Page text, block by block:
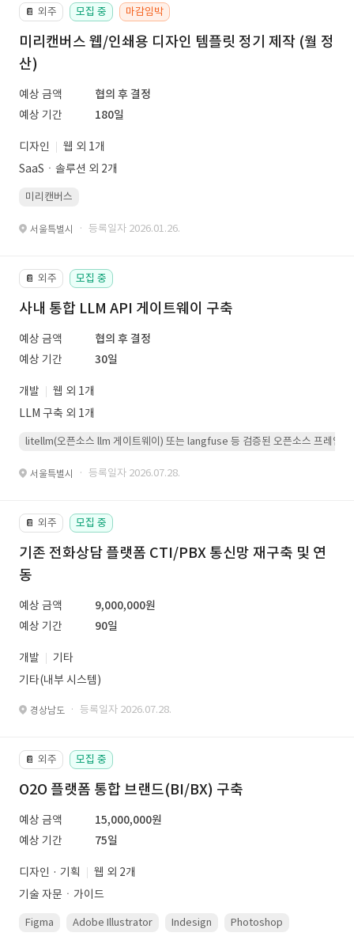
📔 외주 모집 중 마감임박
미리캔버스 웹/인쇄용 디자인 템플릿 정기 제작 (월 정
산)
예상 금액
협의 후 결정
예상 기간
180일
디자인
웹 외 1개
SaaSㆍ솔루션 외 2개
미리캔버스
서울특별시 · 등록일자 2026.01.26.
📔 외주 모집 중
사내 통합 LLM API 게이트웨이 구축
예상 금액
협의 후 결정
예상 기간
30일
개발
웹 외 1개
LLM 구축 외 1개
litellm(오픈소스 llm 게이트웨이) 또는 langfuse 등 검증된 오픈소스 프레임워
서울특별시 · 등록일자 2026.07.28.
📔 외주 모집 중
기존 전화상담 플랫폼 CTI/PBX 통신망 재구축 및 연
동
예상 금액
9,000,000원
예상 기간
90일
개발
기타
기타(내부 시스템)
경상남도 · 등록일자 2026.07.28.
📔 외주 모집 중
O2O 플랫폼 통합 브랜드(BI/BX) 구축
예상 금액
15,000,000원
예상 기간
75일
디자인 · 기획
웹 외 2개
기술 자문ㆍ가이드
Figma Adobe Illustrator Indesign Photoshop